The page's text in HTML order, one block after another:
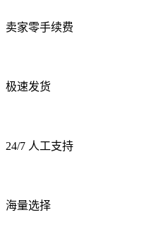
卖家零手续费
极速发货
24/7 人工支持
海量选择